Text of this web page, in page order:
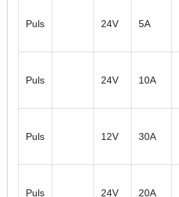
Puls 24V 5A
Puls 24V 10A
Puls 12V 30A
Puls 24V 20A